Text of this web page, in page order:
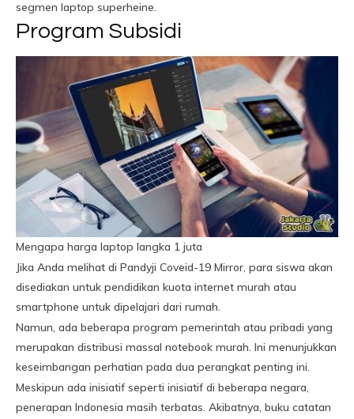
segmen laptop superheine.
Program Subsidi
Mengapa harga laptop langka 1 juta
Jika Anda melihat di Pandyji Coveid-19 Mirror, para siswa akan
disediakan untuk pendidikan kuota internet murah atau
smartphone untuk dipelajari dari rumah.
Namun, ada beberapa program pemerintah atau pribadi yang
merupakan distribusi massal notebook murah. Ini menunjukkan
keseimbangan perhatian pada dua perangkat penting ini.
Meskipun ada inisiatif seperti inisiatif di beberapa negara,
penerapan Indonesia masih terbatas. Akibatnya, buku catatan